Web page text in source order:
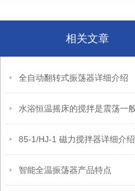
相关文章
全自动翻转式振荡器详细介绍
85-1/HJ-1 磁力搅拌器详细介绍
智能全温振荡器产品特点